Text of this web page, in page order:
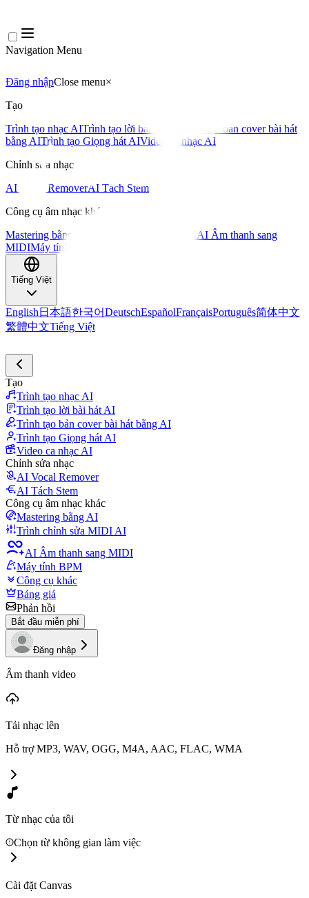
Navigation Menu
Đăng nhậpClose menu×
Tạo
Trình tạo nhạc AITrình tạo lời bài hát AI
Trình tạo bản cover bài hát
bằng AITrình tạo Giọng hát AIVideo ca nhạc AI
Chỉnh sửa nhạc
AI Vocal RemoverAI Tách Stem
Công cụ âm nhạc khác
Mastering bằng AI
AI Âm thanh sang
MIDIMáy tính BPM
Tiếng Việt
English 日本語한국어DeutschEspañolFrançaisPortuguês简体中文
繁體中文Tiếng Việt
Tạo
Trình tạo nhạc AI
Trình tạo lời bài hát AI
Trình tạo bản cover bài hát bằng AI
Trình tạo Giọng hát AI
Video ca nhạc AI
Chỉnh sửa nhạc
AI Vocal Remover
AI Tách Stem
Công cụ âm nhạc khác
Mastering bằng AI
Trình chỉnh sửa MIDI AI
AI Âm thanh sang MIDI
Máy tính BPM
Công cụ khác
Bảng giá
Phản hồi
Bắt đầu miễn phí
Đăng nhập
Âm thanh video
Tải nhạc lên
Hỗ trợ MP3, WAV, OGG, M4A, AAC, FLAC, WMA
Từ nhạc của tôi
Chọn từ không gian làm việc
Cài đặt Canvas